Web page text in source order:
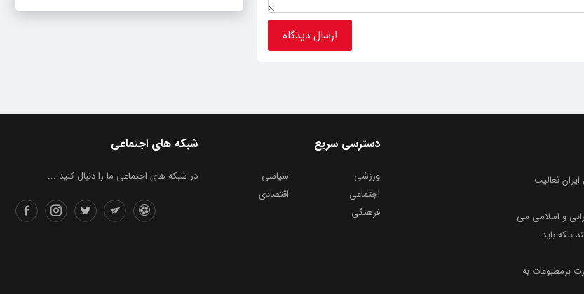
فعالیت
و اسلامی می
بلکه باید
برمطبوعات به
شبکه های اجتماعی
در شبکه های اجتماعی ما را دنبال کنید ...
دسترسی سریع
ورزشی
سیاسی
اجتماعی
اقتصادی
فرهنگی